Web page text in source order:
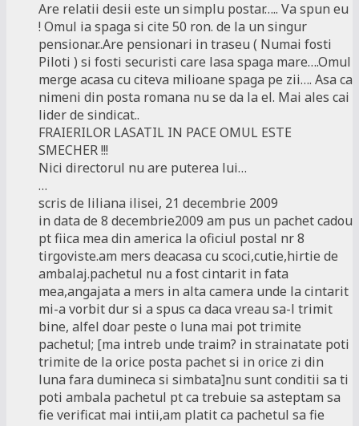
Are relatii desii este un simplu postar….. Va spun eu
! Omul ia spaga si cite 50 ron. de la un singur
pensionar..Are pensionari in traseu ( Numai fosti
Piloti ) si fosti securisti care lasa spaga mare….Omul
merge acasa cu citeva milioane spaga pe zii…. Asa ca
nimeni din posta romana nu se da la el. Mai ales cai
lider de sindicat..
FRAIERILOR LASATIL IN PACE OMUL ESTE
SMECHER !!!
Nici directorul nu are puterea lui…
…
scris de liliana ilisei, 21 decembrie 2009
in data de 8 decembrie2009 am pus un pachet cadou
pt fiica mea din america la oficiul postal nr 8
tirgoviste.am mers deacasa cu scoci,cutie,hirtie de
ambalaj.pachetul nu a fost cintarit in fata
mea,angajata a mers in alta camera unde la cintarit
mi-a vorbit dur si a spus ca daca vreau sa-l trimit
bine, alfel doar peste o luna mai pot trimite
pachetul; [ma intreb unde traim? in strainatate poti
trimite de la orice posta pachet si in orice zi din
luna fara dumineca si simbata]nu sunt conditii sa ti
poti ambala pachetul pt ca trebuie sa asteptam sa
fie verificat mai intii,am platit ca pachetul sa fie